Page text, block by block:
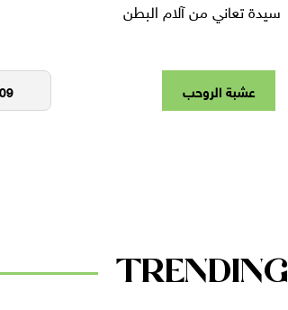
سيدة تعاني من آلام البطن
عشبة الروحب
TRENDING